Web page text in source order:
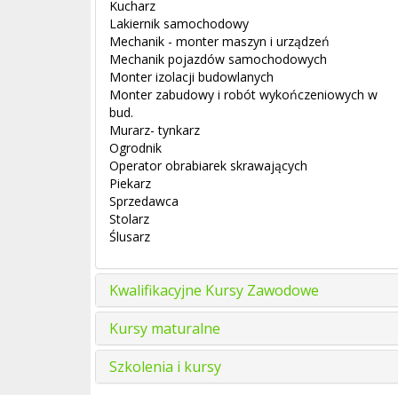
Kucharz
Lakiernik samochodowy
Mechanik - monter maszyn i urządzeń
Mechanik pojazdów samochodowych
Monter izolacji budowlanych
Monter zabudowy i robót wykończeniowych w
bud.
Murarz- tynkarz
Ogrodnik
Operator obrabiarek skrawających
Piekarz
Sprzedawca
Stolarz
Ślusarz
Kwalifikacyjne Kursy Zawodowe
Kursy maturalne
Szkolenia i kursy